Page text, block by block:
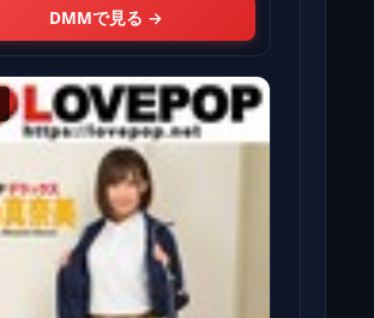
DMMで見る →